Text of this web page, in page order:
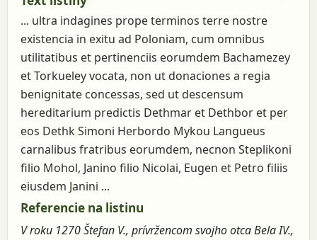
... ultra indagines prope terminos terre nostre
existencia in exitu ad Poloniam, cum omnibus
utilitatibus et pertinenciis eorumdem Bachamezey
et Torkueley vocata, non ut donaciones a regia
benignitate concessas, sed ut descensum
hereditarium predictis Dethmar et Dethbor et per
eos Dethk Simoni Herbordo Mykou Langueus
carnalibus fratribus eorumdem, necnon Steplikoni
filio Mohol, Janino filio Nicolai, Eugen et Petro filiis
eiusdem Janini ...
Referencie na listinu
V roku 1270 Štefan V., prívržencom svojho otca Bela IV.,